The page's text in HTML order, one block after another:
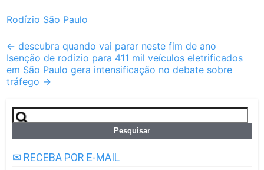
Rodízio São Paulo
Post
navigation
← descubra quando vai parar neste fim de ano
Isenção de rodízio para 411 mil veículos eletrificados
em São Paulo gera intensificação no debate sobre
tráfego →
Pesquisar
por:
✉ RECEBA POR E-MAIL